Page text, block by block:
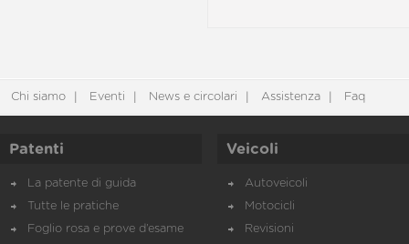
Chi siamo Eventi News e circolari Assistenza Faq
Patenti
La patente di guida
Tutte le pratiche
Foglio rosa e prove d’esame
Veicoli
Autoveicoli
Motocicli
Revisioni